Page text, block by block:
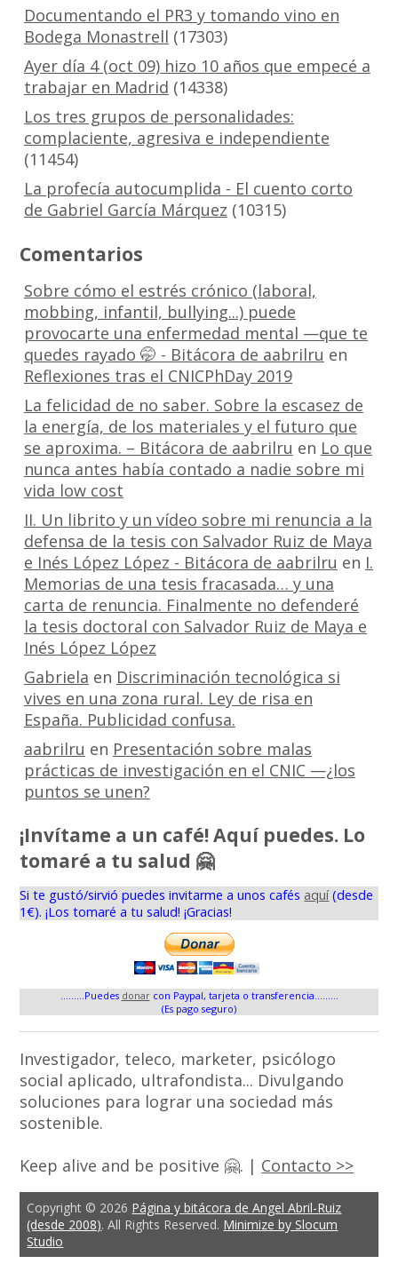
Documentando el PR3 y tomando vino en
Bodega Monastrell (17303)
Ayer día 4 (oct 09) hizo 10 años que empecé a
trabajar en Madrid (14338)
Los tres grupos de personalidades:
complaciente, agresiva e independiente
(11454)
La profecía autocumplida - El cuento corto
de Gabriel García Márquez (10315)
Comentarios
Sobre cómo el estrés crónico (laboral,
mobbing, infantil, bullying...) puede
provocarte una enfermedad mental —que te
quedes rayado 🤭 - Bitácora de aabrilru en
Reflexiones tras el CNICPhDay 2019
La felicidad de no saber. Sobre la escasez de
la energía, de los materiales y el futuro que
se aproxima. – Bitácora de aabrilru en Lo que
nunca antes había contado a nadie sobre mi
vida low cost
II. Un librito y un vídeo sobre mi renuncia a la
defensa de la tesis con Salvador Ruiz de Maya
e Inés López López - Bitácora de aabrilru en I.
Memorias de una tesis fracasada… y una
carta de renuncia. Finalmente no defenderé
la tesis doctoral con Salvador Ruiz de Maya e
Inés López López
Gabriela en Discriminación tecnológica si
vives en una zona rural. Ley de risa en
España. Publicidad confusa.
aabrilru en Presentación sobre malas
prácticas de investigación en el CNIC —¿los
puntos se unen?
¡Invítame a un café! Aquí puedes. Lo
tomaré a tu salud 🤗
Si te gustó/sirvió puedes invitarme a unos cafés aquí(desde
1€). ¡Los tomaré a tu salud! ¡Gracias!
.........Puedes donarcon Paypal, tarjeta o transferencia.........
(Es pago seguro)
Investigador, teleco, marketer, psicólogo
social aplicado, ultrafondista... Divulgando
soluciones para lograr una sociedad más
sostenible.
Keep alive and be positive 🤗. | Contacto >>
Copyright © 2026 Página y bitácora de Angel Abril-Ruiz
(desde 2008). All Rights Reserved. Minimize by Slocum
Studio